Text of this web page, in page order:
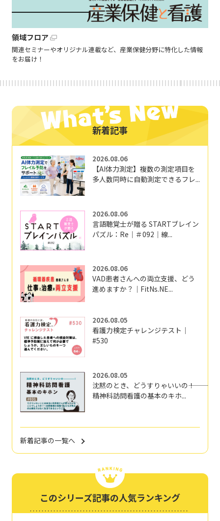
領域フロア
関連セミナーやオリジナル連載など、産業保健分野に特化した情報
をお届け！
新着記事
2026.08.06
【AI体力測定】複数の測定項目を
多人数同時に自動測定できるフレ...
2026.08.06
言語聴覚士が贈る STARTブレイン
パズル：Re｜＃092｜線...
2026.08.06
VAD患者さんへの両立支援、どう
進めますか？｜FitNs.NE...
2026.08.05
看護力検定チャレンジテスト｜
#530
2026.08.05
沈黙のとき、どうすりゃいいの―――！
精神科訪問看護の基本のキホ...
新着記事の一覧へ
このシリーズ記事の人気ランキング